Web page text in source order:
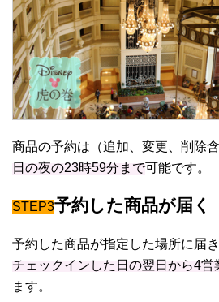
商品の予約は（追加、変更、削除含
日の夜の23時59分まで可能です。
STEP3予約した商品が届く
予約した商品が指定した場所に届
チェックインした日の翌日から4営
ます。